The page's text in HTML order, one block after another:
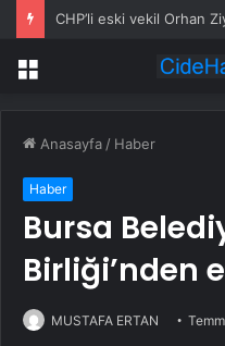
CHP’li eski vekil Orhan
Menü
Anasayfa / Haber
Haber
Bursa
Birliği’nden
MUSTAFA ERTAN